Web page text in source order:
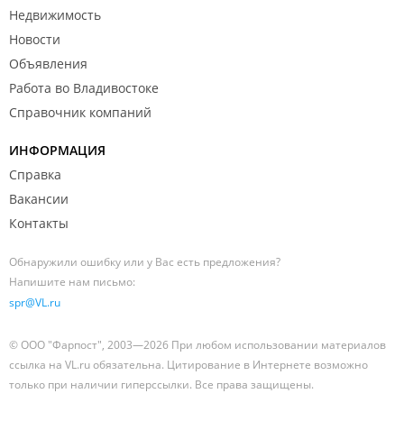
Недвижимость
Новости
Объявления
Работа во Владивостоке
Справочник компаний
ИНФОРМАЦИЯ
Справка
Вакансии
Контакты
Обнаружили ошибку или у Вас есть предложения?
Напишите нам письмо:
spr@VL.ru
© ООО "Фарпост", 2003—2026 При любом использовании материалов
ссылка на VL.ru обязательна. Цитирование в Интернете возможно
только при наличии гиперссылки. Все права защищены.